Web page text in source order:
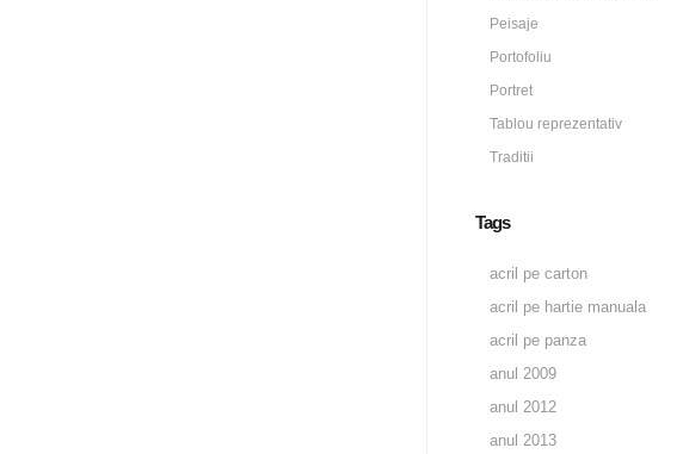
Peisaje
Portofoliu
Portret
Tablou reprezentativ
Traditii
Tags
acril pe carton
acril pe hartie manuala
acril pe panza
anul 2009
anul 2012
anul 2013